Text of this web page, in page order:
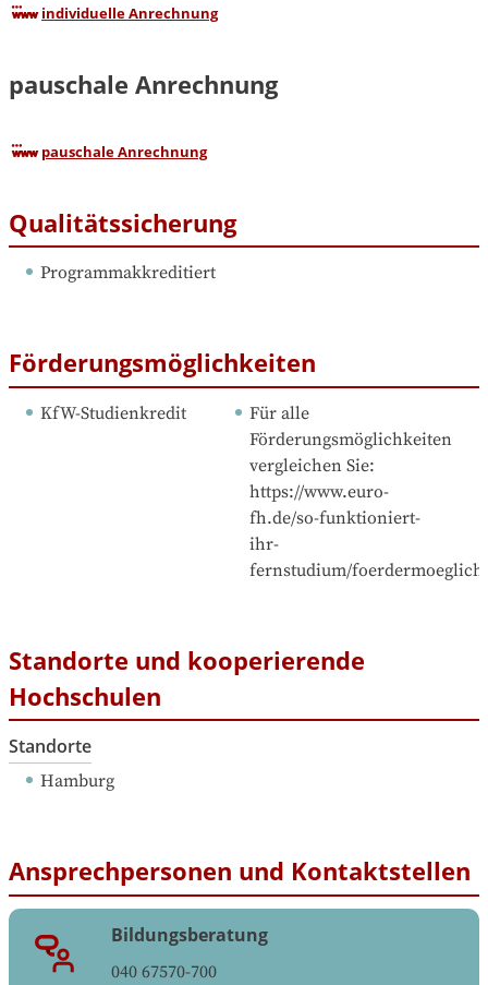
individuelle Anrechnung
pauschale Anrechnung
pauschale Anrechnung
Qualitätssicherung
Programmakkreditiert
Förderungsmöglichkeiten
KfW-Studienkredit
Für alle
Förderungsmöglichkeiten
vergleichen Sie:
https://www.euro-
fh.de/so-funktioniert-
ihr-
fernstudium/
Standorte und kooperierende
Hochschulen
Standorte
Hamburg
Ansprechpersonen und Kontaktstellen
Bildungsberatung
040 67570-700